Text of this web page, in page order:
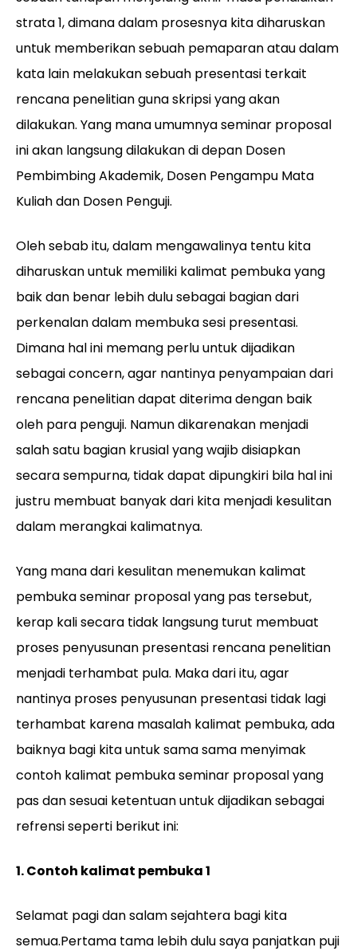
strata 1, dimana dalam prosesnya kita diharuskan
untuk memberikan sebuah pemaparan atau dalam
kata lain melakukan sebuah presentasi terkait
rencana penelitian guna skripsi yang akan
dilakukan. Yang mana umumnya seminar proposal
ini akan langsung dilakukan di depan Dosen
Pembimbing Akademik, Dosen Pengampu Mata
Kuliah dan Dosen Penguji.
Oleh sebab itu, dalam mengawalinya tentu kita
diharuskan untuk memiliki kalimat pembuka yang
baik dan benar lebih dulu sebagai bagian dari
perkenalan dalam membuka sesi presentasi.
Dimana hal ini memang perlu untuk dijadikan
sebagai concern, agar nantinya penyampaian dari
rencana penelitian dapat diterima dengan baik
oleh para penguji. Namun dikarenakan menjadi
salah satu bagian krusial yang wajib disiapkan
secara sempurna, tidak dapat dipungkiri bila hal ini
justru membuat banyak dari kita menjadi kesulitan
dalam merangkai kalimatnya.
Yang mana dari kesulitan menemukan kalimat
pembuka seminar proposal yang pas tersebut,
kerap kali secara tidak langsung turut membuat
proses penyusunan presentasi rencana penelitian
menjadi terhambat pula. Maka dari itu, agar
nantinya proses penyusunan presentasi tidak lagi
terhambat karena masalah kalimat pembuka, ada
baiknya bagi kita untuk sama sama menyimak
contoh kalimat pembuka seminar proposal yang
pas dan sesuai ketentuan untuk dijadikan sebagai
refrensi seperti berikut ini:
1. Contoh kalimat pembuka 1
Selamat pagi dan salam sejahtera bagi kita
semua.Pertama tama lebih dulu saya panjatkan puji